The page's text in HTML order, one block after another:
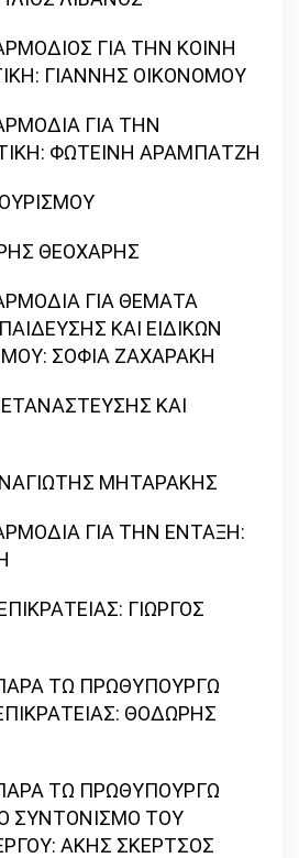
ΓΙΑ ΤΗΝ ΚΟΙΝΗ
ΓΙΑΝΝΗΣ ΟΙΚΟΝΟΜΟΥ
ΓΙΑ ΤΗΝ
ΦΩΤΕΙΝΗ ΑΡΑΜΠΑΤΖΗ
ΘΕΟΧΑΡΗΣ
ΓΙΑ ΘΕΜΑΤΑ
ΚΑΙ ΕΙΔΙΚΩΝ
ΣΟΦΙΑ ΖΑΧΑΡΑΚΗ
ΚΑΙ
ΜΗΤΑΡΑΚΗΣ
ΓΙΑ ΤΗΝ ΕΝΤΑΞΗ:
ΓΙΩΡΓΟΣ
ΤΩ ΠΡΩΘΥΠΟΥΡΓΩ
ΘΟΔΩΡΗΣ
ΤΩ ΠΡΩΘΥΠΟΥΡΓΩ
ΣΥΝΤΟΝΙΣΜΟ ΤΟΥ
ΑΚΗΣ ΣΚΕΡΤΣΟΣ